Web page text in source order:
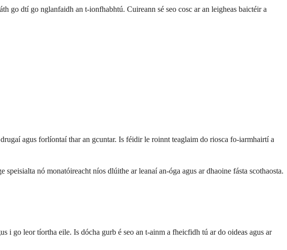
go dtí go nglanfaidh an t-ionfhabhtú. Cuireann sé seo cosc ar an leigheas baictéir a
agus forlíontaí thar an gcuntar. Is féidir le roinnt teaglaim do riosca fo-iarmhairtí a
nó monatóireacht níos dlúithe ar leanaí an-óga agus ar dhaoine fásta scothaosta.
i go leor tíortha eile. Is dócha gurb é seo an t-ainm a fheicfidh tú ar do oideas agus ar